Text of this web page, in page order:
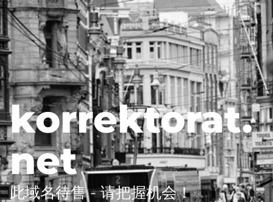
korrektorat.
net
此域名待售 - 请把握机会！